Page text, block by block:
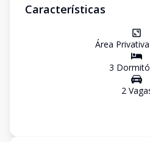
Características
Área Privativa
3
2Vaga